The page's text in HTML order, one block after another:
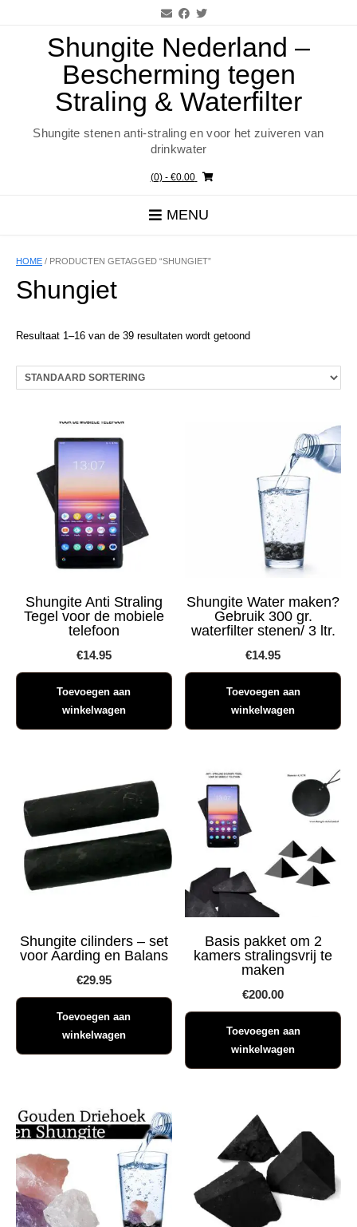
Shungite Nederland –
Bescherming tegen
Straling & Waterfilter
Shungite stenen anti-straling en voor het zuiveren van
drinkwater
(0)- €0.00
MENU
HOME / PRODUCTEN GETAGGED “SHUNGIET”
Shungiet
Resultaat 1–16 van de 39 resultaten wordt getoond
Shungite Anti Straling
Tegel voor de mobiele
telefoon
€14.95
Toevoegen aan
winkelwagen
Shungite Water maken?
Gebruik 300 gr.
waterfilter stenen/ 3 ltr.
€14.95
Toevoegen aan
winkelwagen
Shungite cilinders – set
voor Aarding en Balans
€29.95
Toevoegen aan
winkelwagen
Basis pakket om 2
kamers stralingsvrij te
maken
€200.00
Toevoegen aan
winkelwagen